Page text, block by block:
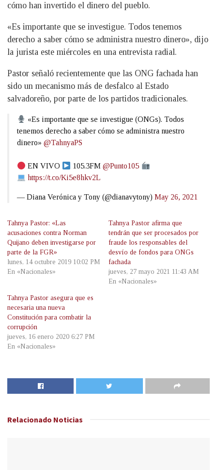
cómo han invertido el dinero del pueblo.
«Es importante que se investigue. Todos tenemos
derecho a saber cómo se administra nuestro dinero», dijo
la jurista este miércoles en una entrevista radial.
Pastor señaló recientemente que las ONG fachada han
sido un mecanismo más de desfalco al Estado
salvadoreño, por parte de los partidos tradicionales.
«Es importante que se investigue (ONGs). Todos
tenemos derecho a saber cómo se administra nuestro
dinero» @TahnyaPS
EN VIVO 105.3FM@Punto105
https://t.co/Ki5e8hkv2L
— Diana Verónica y Tony (@dianavytony) May 26, 2021
Tahnya Pastor: «Las
acusaciones contra Norman
Quijano deben investigarse por
parte de la FGR»
lunes, 14 octubre 2019 10:02 PM
En «Nacionales»
Tahnya Pastor afirma que
tendrán que ser procesados por
fraude los responsables del
desvío de fondos para ONGs
fachada
jueves, 27 mayo 2021 11:43 AM
En «Nacionales»
Tahnya Pastor asegura que es
necesaria una nueva
Constitución para combatir la
corrupción
jueves, 16 enero 2020 6:27 PM
En «Nacionales»
Relacionado Noticias